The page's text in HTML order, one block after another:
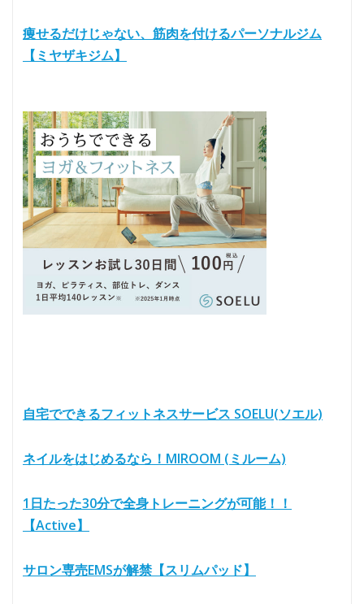
痩せるだけじゃない、筋肉を付けるパーソナルジム
【ミヤザキジム】
自宅でできるフィットネスサービス SOELU(ソエル)
ネイルをはじめるなら！MIROOM (ミルーム)
1日たった30分で全身トレーニングが可能！！
【Active】
サロン専売EMSが解禁【スリムパッド】